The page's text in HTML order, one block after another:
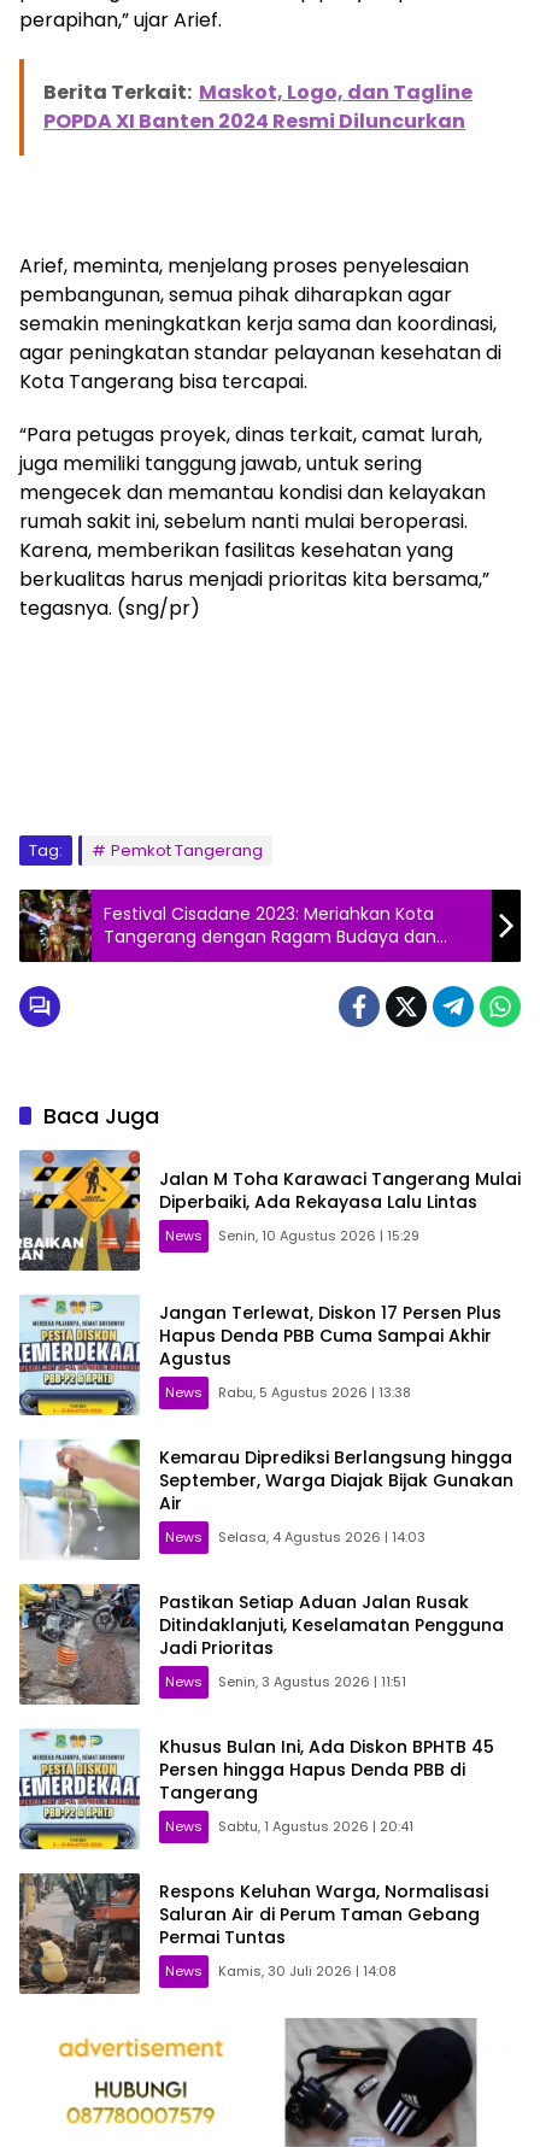
perapihan,” ujar Arief.
Berita Terkait: Maskot, Logo, dan Tagline
POPDA XI Banten 2024 Resmi Diluncurkan
Arief, meminta, menjelang proses penyelesaian
pembangunan, semua pihak diharapkan agar
semakin meningkatkan kerja sama dan koordinasi,
agar peningkatan standar pelayanan kesehatan di
Kota Tangerang bisa tercapai.
“Para petugas proyek, dinas terkait, camat lurah,
juga memiliki tanggung jawab, untuk sering
mengecek dan memantau kondisi dan kelayakan
rumah sakit ini, sebelum nanti mulai beroperasi.
Karena, memberikan fasilitas kesehatan yang
berkualitas harus menjadi prioritas kita bersama,”
tegasnya. (sng/pr)
Tag: Pemkot Tangerang
Festival Cisadane 2023: Meriahkan Kota
Tangerang dengan Ragam Budaya dan
Kesenian
Baca Juga
Jalan M Toha Karawaci Tangerang Mulai
Diperbaiki, Ada Rekayasa Lalu Lintas
News Senin, 10 Agustus 2026 | 15:29
Jangan Terlewat, Diskon 17 Persen Plus
Hapus Denda PBB Cuma Sampai Akhir
Agustus
News Rabu, 5 Agustus 2026 | 13:38
Kemarau Diprediksi Berlangsung hingga
September, Warga Diajak Bijak Gunakan
Air
News Selasa, 4 Agustus 2026 | 14:03
Pastikan Setiap Aduan Jalan Rusak
Ditindaklanjuti, Keselamatan Pengguna
Jadi Prioritas
News Senin, 3 Agustus 2026 | 11:51
Khusus Bulan Ini, Ada Diskon BPHTB 45
Persen hingga Hapus Denda PBB di
Tangerang
News Sabtu, 1 Agustus 2026 | 20:41
Respons Keluhan Warga, Normalisasi
Saluran Air di Perum Taman Gebang
Permai Tuntas
News Kamis, 30 Juli 2026 | 14:08